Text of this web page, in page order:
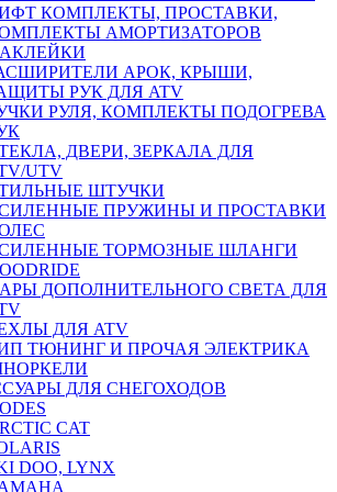
КОМПЛЕКТЫ, ПРОСТАВКИ,
АМОРТИЗАТОРОВ
АРОК, КРЫШИ,
РУК ДЛЯ ATV
РУЛЯ, КОМПЛЕКТЫ ПОДОГРЕВА
ДВЕРИ, ЗЕРКАЛА ДЛЯ
UTV
ШТУЧКИ
ПРУЖИНЫ И ПРОСТАВКИ
ТОРМОЗНЫЕ ШЛАНГИ
ДОПОЛНИТЕЛЬНОГО СВЕТА ДЛЯ
ДЛЯ ATV
ТЮНИНГ И ПРОЧАЯ ЭЛЕКТРИКА
ДЛЯ СНЕГОХОДОВ
CAT
DOO, LYNX